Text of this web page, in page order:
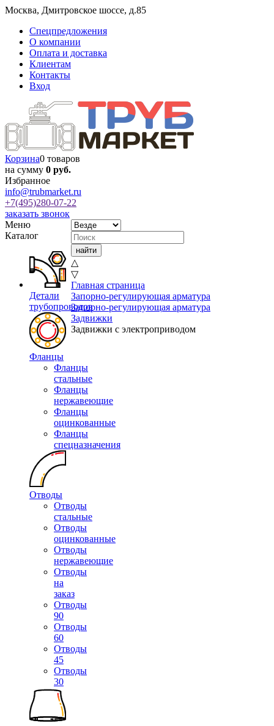
Москва, Дмитровское шоссе, д.85
Спецпредложения
О компании
Оплата и доставка
Клиентам
Контакты
Вход
Корзина0 товаров
на сумму 0 руб.
Избранное
info@trubmarket.ru
+7(495)280-07-22
заказать звонок
Меню
Каталог
Детали
трубопроводов
Фланцы
Фланцы
стальные
Фланцы
нержавеющие
Фланцы
оцинкованные
Фланцы
спецназначения
Отводы
Отводы
стальные
Отводы
оцинкованные
Отводы
нержавеющие
Отводы
на
заказ
Отводы
90
Отводы
60
Отводы
45
Отводы
30
△
▽
Главная страница
Запорно-регулирующая арматура
Запорно-регулирующая арматура
Задвижки
Задвижки с электроприводом